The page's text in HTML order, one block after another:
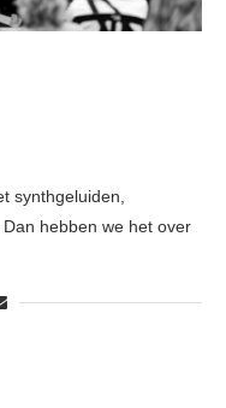
synthgeluiden,
hebben we het over